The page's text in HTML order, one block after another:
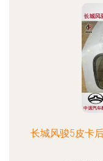
长城风骏5皮卡